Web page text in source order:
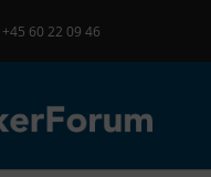
+45 60 22 09 46